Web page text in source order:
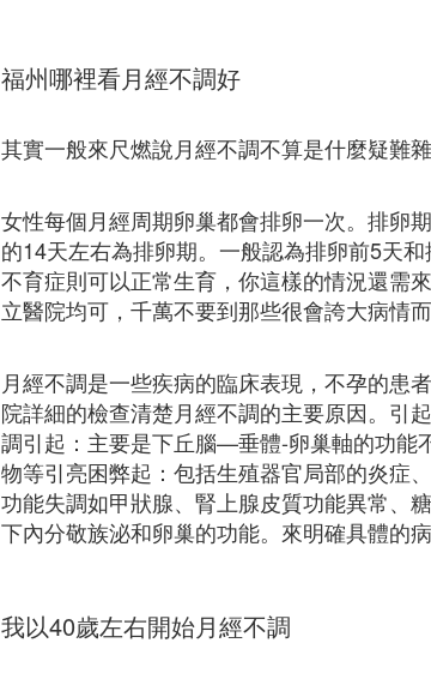
福州哪裡看月經不調好
其實一般來尺燃說月經不調不算是什麼疑難
女性每個月經周期卵巢都會排卵一次。排卵
的14天左右為排卵期。一般認為排卵前5天
不育症則可以正常生育，你這樣的情況還需
立醫院均可，千萬不要到那些很會誇大病情
月經不調是一些疾病的臨床表現，不孕的患
院詳細的檢查清楚月經不調的主要原因。引
調引起：主要是下丘腦—垂體-卵巢軸的功能
物等引亮困弊起：包括生殖器官局部的炎症
功能失調如甲狀腺、腎上腺皮質功能異常、
下內分敬族泌和卵巢的功能。來明確具體的
我以40歲左右開始月經不調